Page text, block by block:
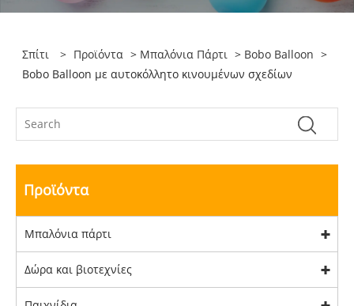
Σπίτι > Προϊόντα > Μπαλόνια Πάρτι > Bobo Balloon >
Bobo Balloon με αυτοκόλλητο κινουμένων σχεδίων
Προϊόντα
Μπαλόνια πάρτι
Δώρα και βιοτεχνίες